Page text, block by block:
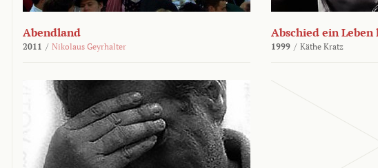
Abendland
2011 / Nikolaus Geyrhalter
Abschied ein Leben
1999 / Käthe Kratz